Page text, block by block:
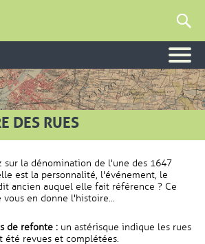
DES RUES
sur la dénomination de l'une des 1647
est la personnalité, l'événement, le
ancien auquel elle fait référence ? Ce
en donne l'histoire...
de refonte : un astérisque indique les rues
été revues et complétées.